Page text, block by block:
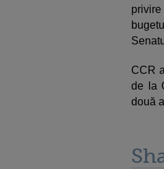
CCR
de la
două